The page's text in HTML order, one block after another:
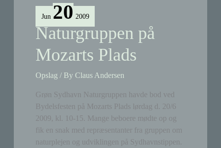
Jun 20 2009
Naturgruppen på
Mozarts Plads
Opslag / ByClaus Andersen
Grøn Sydhavn Naturgruppen havde bod ved
Bydelsfesten på Mozarts Plads lørdag d. 20/6
2009, kl. 10-15. Mange beboere mødte op og
fik en snak med repræsentanter fra gruppen om
naturplejen og udviklingen på Sydhavnstippen.